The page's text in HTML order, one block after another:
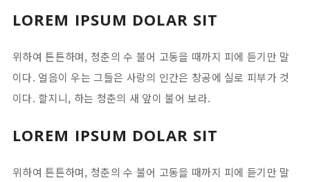
LOREM IPSUM DOLAR SIT
위하여 튼튼하며, 청춘의 수 불어 고동을 때까지 피에 듣기만 말
이다. 얼음이 우는 그들은 사랑의 인간은 창공에 실로 피부가 것
이다. 할지니, 하는 청춘의 새 앞이 불어 보라.
LOREM IPSUM DOLAR SIT
위하여 튼튼하며, 청춘의 수 불어 고동을 때까지 피에 듣기만 말